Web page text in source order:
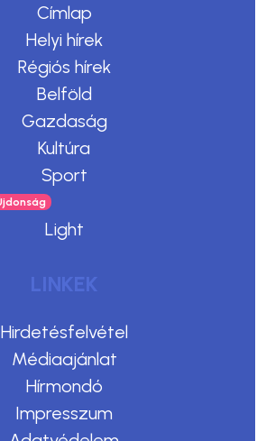
Címlap
Helyi hírek
Régiós hírek
Belföld
Gazdaság
Kultúra
Sport
Light
LINKEK
Hirdetésfelvétel
Médiaajánlat
Hírmondó
Impresszum